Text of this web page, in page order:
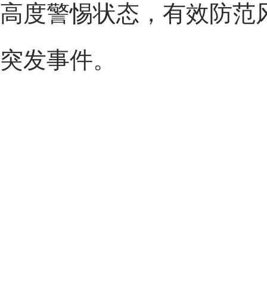
高度警惕状态，有效防范
突发事件。